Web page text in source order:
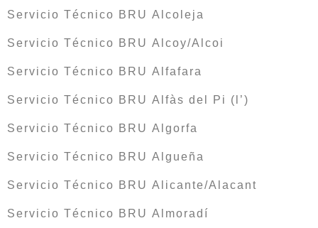
Servicio Técnico BRU Alcoleja
Servicio Técnico BRU Alcoy/Alcoi
Servicio Técnico BRU Alfafara
Servicio Técnico BRU Alfàs del Pi (l’)
Servicio Técnico BRU Algorfa
Servicio Técnico BRU Algueña
Servicio Técnico BRU Alicante/Alacant
Servicio Técnico BRU Almoradí